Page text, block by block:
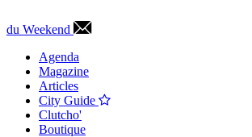
du Weekend
Agenda
Magazine
Articles
City Guide
Clutcho'
Boutique